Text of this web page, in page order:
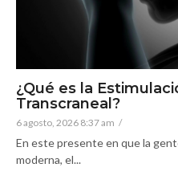
¿Qué es la
Transcraneal?
6 agosto, 2026 8:37 am /
En este presente en que la
moderna, el...